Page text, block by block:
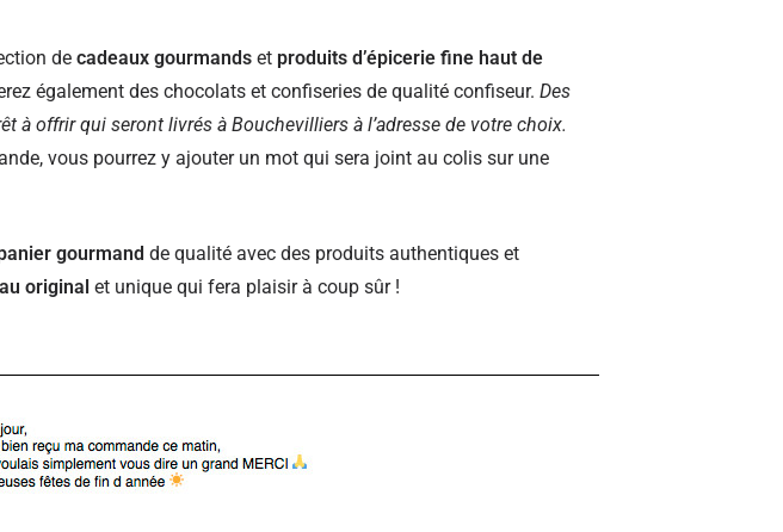
de cadeaux gourmands et produits d’épicerie fine haut de
également des chocolats et confiseries de qualité confiseur. Des
à offrir qui seront livrés à Bouchevilliers à l’adresse de votre choix.
vous pourrez y ajouter un mot qui sera joint au colis sur une
gourmand de qualité avec des produits authentiques et
original et unique qui fera plaisir à coup sûr !